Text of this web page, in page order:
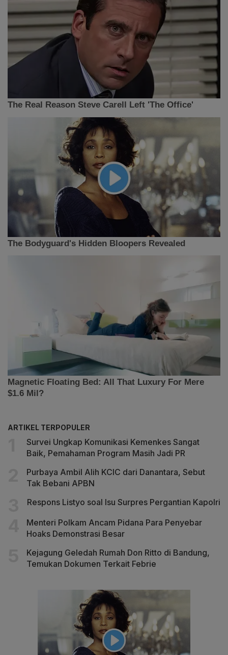
ARTIKEL TERPOPULER
Survei Ungkap Komunikasi Kemenkes Sangat
Baik, Pemahaman Program Masih Jadi PR
Purbaya Ambil Alih KCIC dari Danantara, Sebut
Tak Bebani APBN
Respons Listyo soal Isu Surpres Pergantian Kapolri
Menteri Polkam Ancam Pidana Para Penyebar
Hoaks Demonstrasi Besar
Kejagung Geledah Rumah Don Ritto di Bandung,
Temukan Dokumen Terkait Febrie